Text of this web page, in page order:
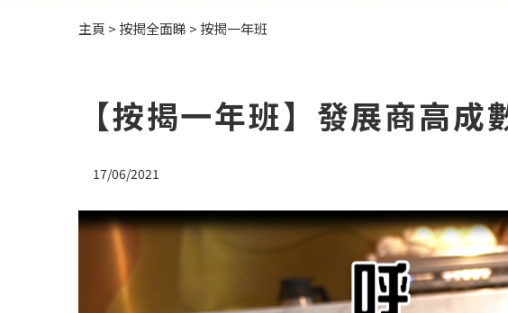
主頁 >按揭全面睇 >按揭一年班
【按揭一年班】發展商高成
17/06/2021